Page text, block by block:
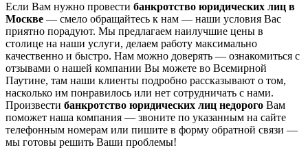
Если Вам нужно провести банкротство юридических лиц в
Москве — смело обращайтесь к нам — наши условия Вас
приятно порадуют. Мы предлагаем наилучшие цены в
столице на наши услуги, делаем работу максимально
качественно и быстро. Нам можно доверять — ознакомиться с
отзывами о нашей компании Вы можете во Всемирной
Паутине, там наши клиенты подробно рассказывают о том,
насколько им понравилось или нет сотрудничать с нами.
Произвести банкротство юридических лиц недорого Вам
поможет наша компания — звоните по указанным на сайте
телефонным номерам или пишите в форму обратной связи —
мы готовы решить Ваши проблемы!